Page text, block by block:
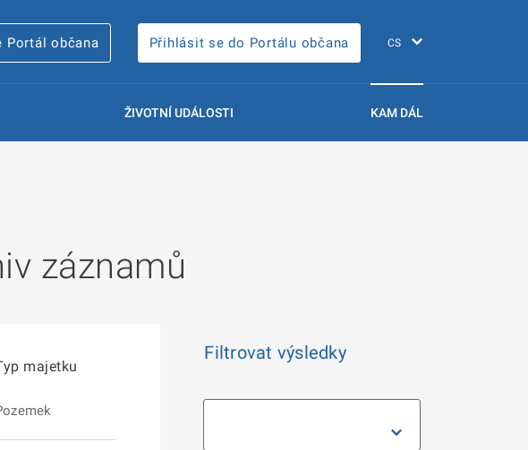
Portál občana Přihlásit se do Portálu občana
ŽIVOTNÍ UDÁLOSTI KAM DÁL
záznamů
Filtrovat výsledky
majetku